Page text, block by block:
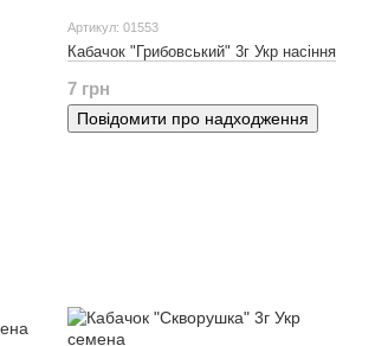
Артикул: 01553
Кабачок "Грибовський" 3г Укр насіння
7 грн
Повідомити про надходження